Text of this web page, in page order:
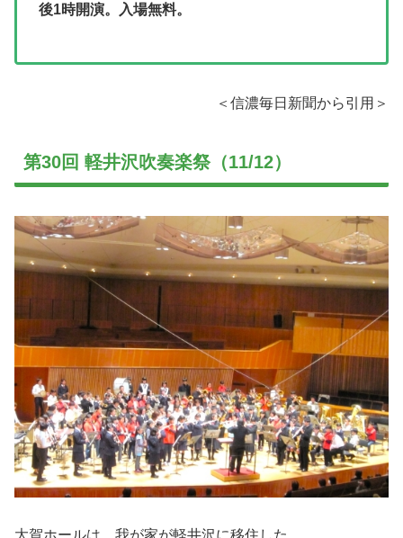
後1時開演。入場無料。
＜信濃毎日新聞から引用＞
第30回 軽井沢吹奏楽祭（11/12）